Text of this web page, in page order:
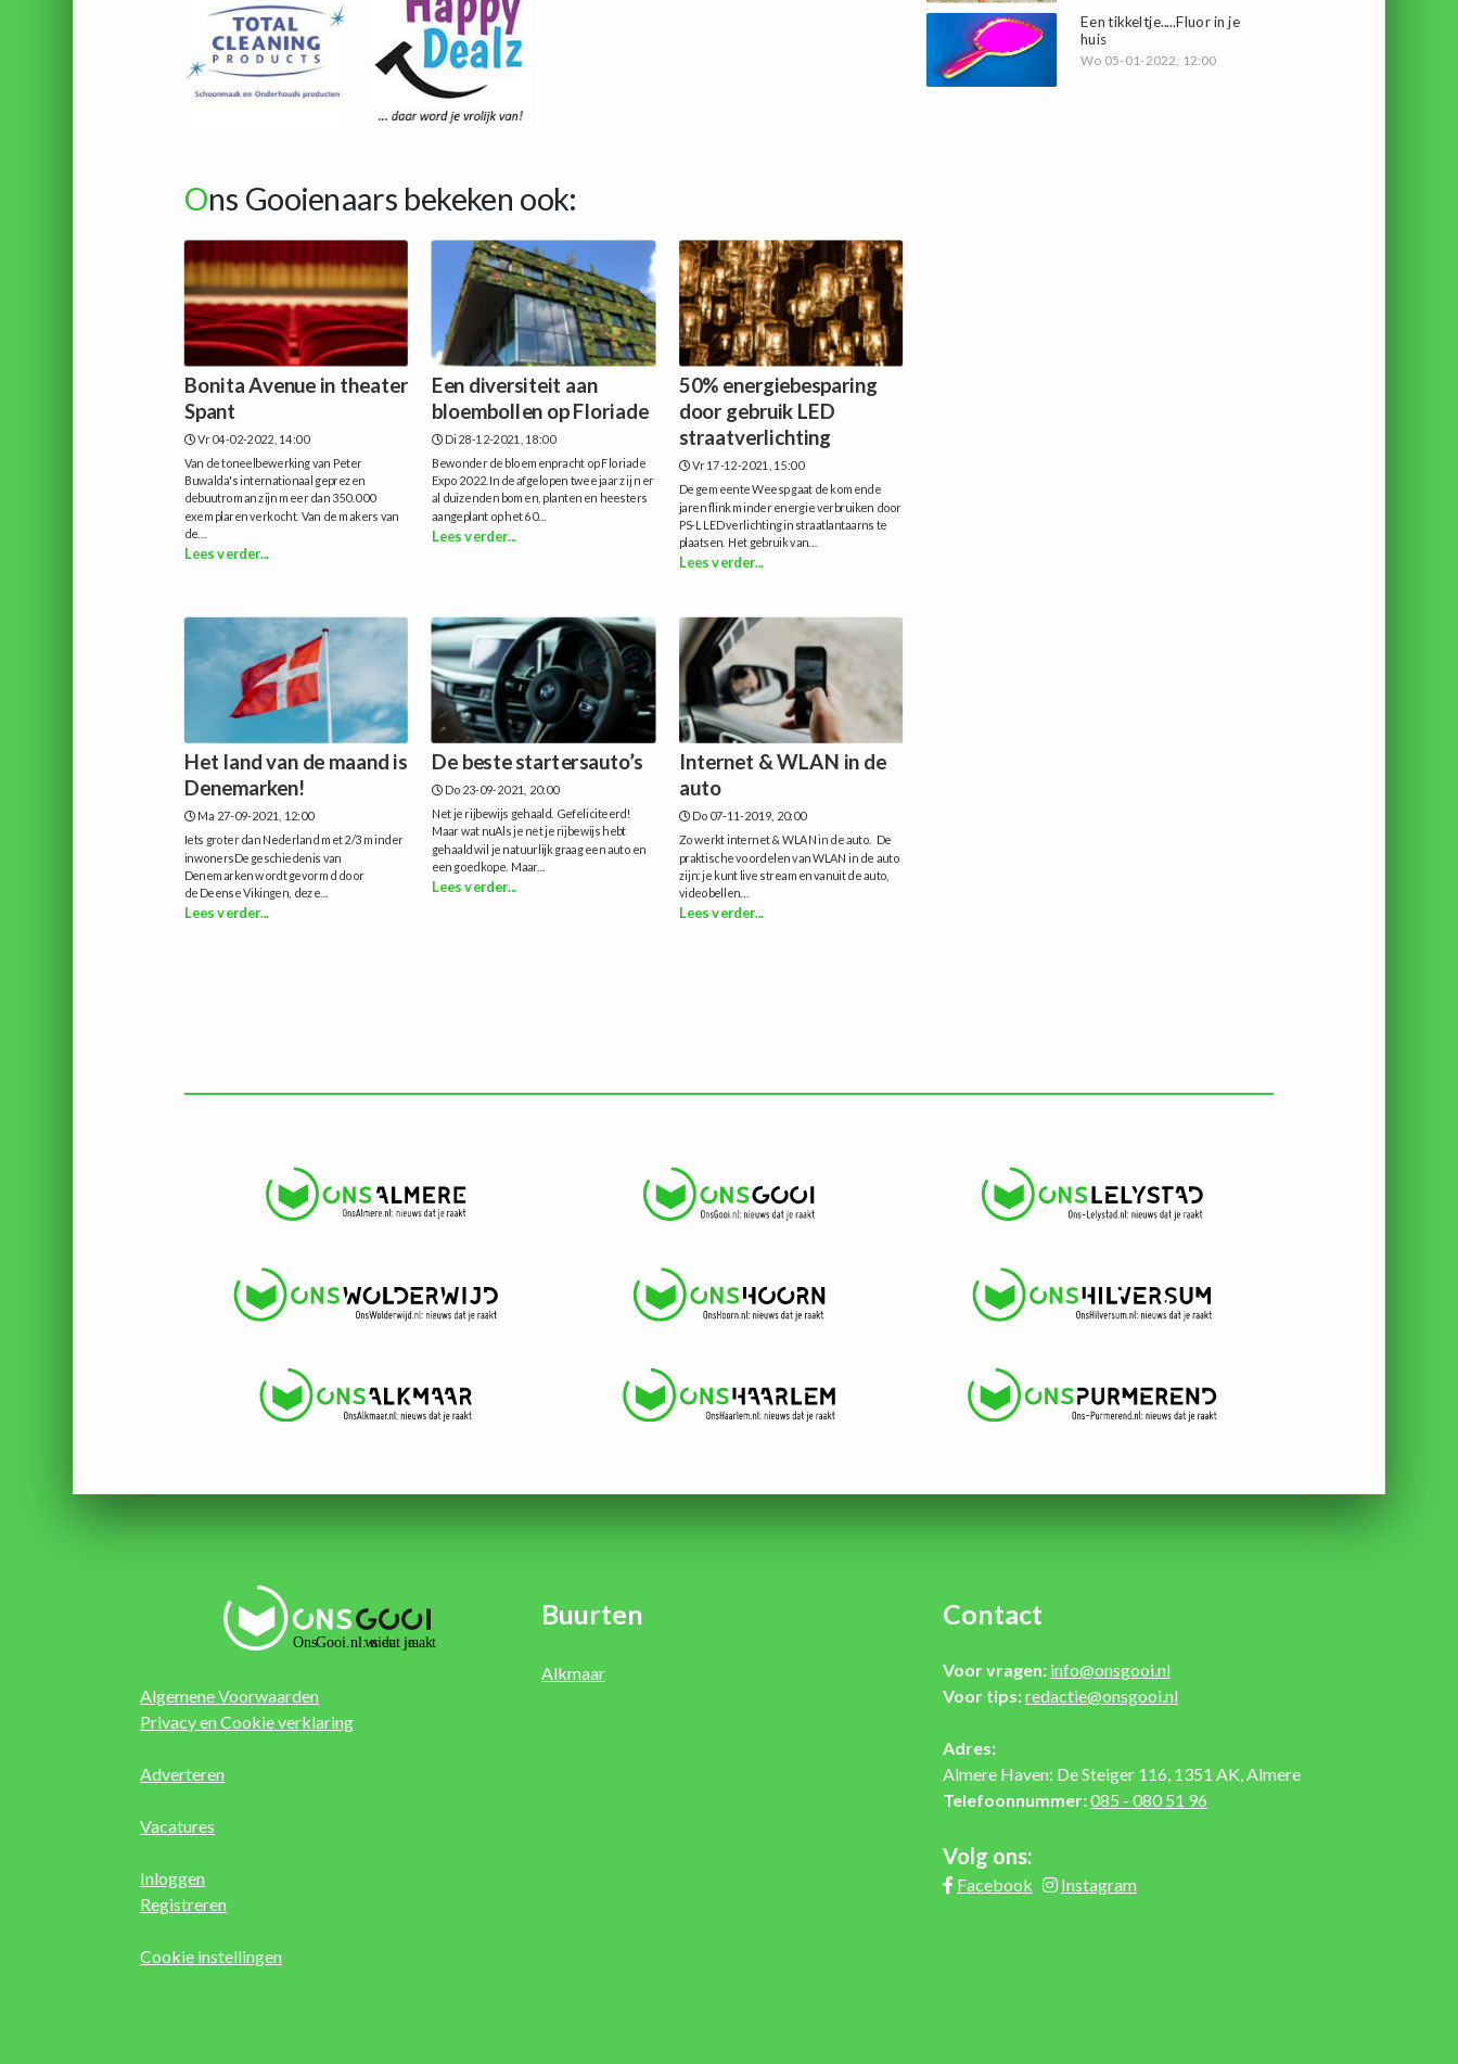
Ons Gooienaars bekeken ook:
Bonita Avenue in theater
Spant
Vr 04-02-2022, 14:00
Van de toneelbewerking van Peter
Buwalda's internationaal geprezen
debuutroman zijn meer dan 350.000
exemplaren verkocht. Van de makers van
de...
Lees verder...
Een diversiteit aan
bloembollen op Floriade
Di 28-12-2021, 18:00
Bewonder de bloemenpracht op Floriade
Expo 2022.In de afgelopen twee jaar zij n er
al duizenden bomen, planten en heesters
aangeplant op het 60...
Lees verder...
50% energiebesparing
door gebruik LED
straatverlichting
Vr 17-12-2021, 15:00
De gemeente Weesp gaat de komende
jaren flink minder energie verbruiken door
PS-L LED verlichting in straatlantaarns te
plaatsen. Het gebruik van...
Lees verder...
Het land van de maand is
Denemarken!
Ma 27-09-2021, 12:00
Iets groter dan Nederland met 2/3 minder
inwonersDe geschiedenis van
Denemarken wordt gevormd door
de Deense Vikingen, deze...
Lees verder...
De beste startersauto’s
Do 23-09-2021, 20:00
Net je rijbewijs gehaald. Gefeliciteerd!
Maar wat nuAls je net je rijbewijs hebt
gehaald wil je natuurlijk graag een auto en
een goedkope. Maar...
Lees verder...
Internet & WLAN in de
auto
Do 07-11-2019, 20:00
Zo werkt internet & WLAN in de auto. De
praktische voordelen van WLAN in de auto
zijn: je kunt live streamen vanuit de auto,
videobellen...
Lees verder...
Een tikkeltje.....Fluor in je
huis
Wo 05-01-2022, 12:00
Algemene Voorwaarden
Privacy en Cookie verklaring
Adverteren
Vacatures
Inloggen
Registreren
Cookie instellingen
Buurten
Alkmaar
Contact
Voor vragen: info@onsgooi.nl
Voor tips:redactie@onsgooi.nl
Adres:
Almere Haven: De Steiger 116, 1351 AK, Almere
Telefoonnummer:085 - 080 51 96
Volg ons:
Facebook Instagram